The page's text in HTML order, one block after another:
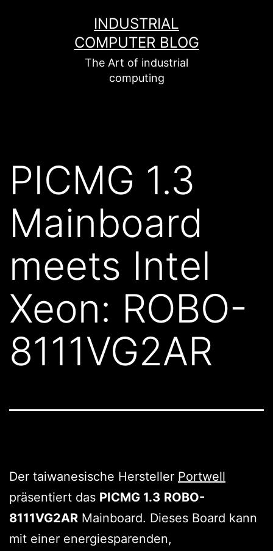
INDUSTRIAL
COMPUTER BLOG
The Art of industrial
computing
PICMG 1.3
Mainboard
meets Intel
Xeon: ROBO-
8111VG2AR
Der taiwanesische Hersteller Portwell
präsentiert das PICMG 1.3 ROBO-
8111VG2AR Mainboard. Dieses Board kann
mit einer energiesparenden,